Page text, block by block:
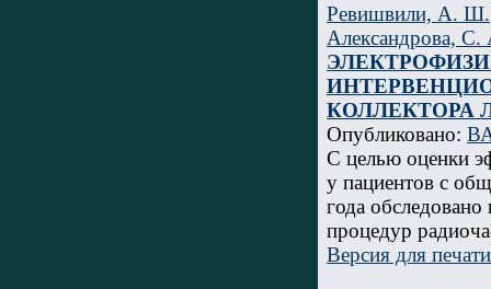
Ревишвили, А. Ш.
Александрова, С.
КОЛЛЕКТОРА
Опубликовано:
С целью оценки
у пациентов с
года
процедур
Версия для печати